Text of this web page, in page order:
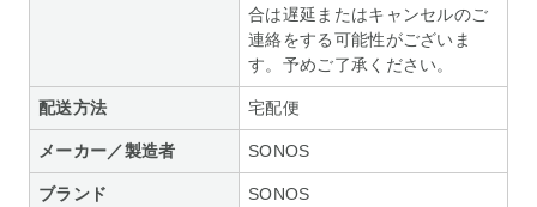
合は遅延またはキャンセルのご
連絡をする可能性がございま
す。予めご了承ください。
配送方法 宅配便
メーカー／製造者 SONOS
ブランド SONOS